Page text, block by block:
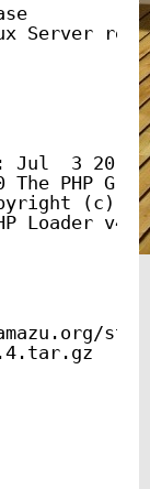
Server
3 2012
PHP
(c)
Loader